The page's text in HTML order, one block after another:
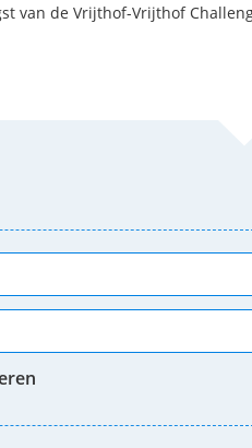
van de Vrijthof-Vrijthof